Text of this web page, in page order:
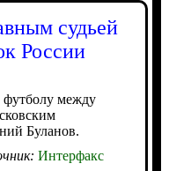
судьей
России
футболу между
Буланов.
Интерфакс